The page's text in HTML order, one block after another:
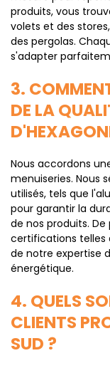
produits, vous
volets et des
des pergolas.
s'adapter
3.
DE LA
Nous accordons
menuiseries. Nous
utilisés, tels que
pour garantir la
de nos produits.
certifications telles
de notre expertise
énergétique.
4. QUELS
CLIENTS
SUD ?